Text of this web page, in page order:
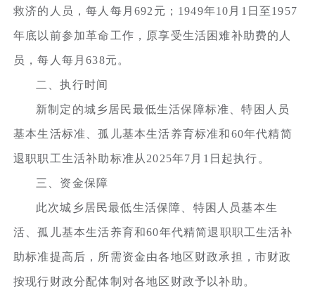
救济的人员，每人每月692元；1949年10月1日至1957
年底以前参加革命工作，原享受生活困难补助费的人
员，每人每月638元。
二、执行时间
新制定的城乡居民最低生活保障标准、特困人员
基本生活标准、孤儿基本生活养育标准和60年代精简
退职职工生活补助标准从2025年7月1日起执行。
三、资金保障
此次城乡居民最低生活保障、特困人员基本生
活、孤儿基本生活养育和60年代精简退职职工生活补
助标准提高后，所需资金由各地区财政承担，市财政
按现行财政分配体制对各地区财政予以补助。